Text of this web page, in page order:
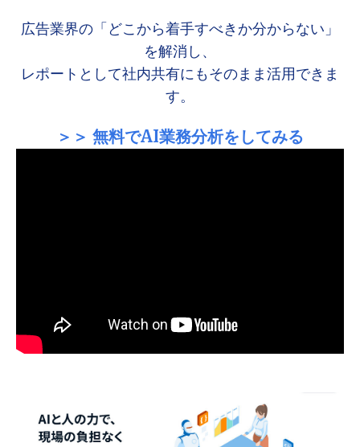
広告業界の「どこから着手すべきか分からない」
を解消し、
レポートとして社内共有にもそのまま活用できま
す。
＞＞ 無料でAI業務分析をしてみる